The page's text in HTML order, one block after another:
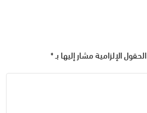
الحقول الإلزامية مشار إليها بـ *